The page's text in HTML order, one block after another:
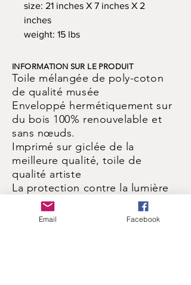
size: 21 inches X 7 inches X 2
inches
weight: 15 lbs
INFORMATION SUR LE PRODUIT
Toile mélangée de poly-coton
de qualité musée
Enveloppé hermétiquement sur
du bois 100% renouvelable et
sans nœuds.
Imprimé sur giclée de la
meilleure qualité, toile de
qualité artiste
La protection contre la lumière
UV empêche la décoloration et
les fissures
Email Facebook